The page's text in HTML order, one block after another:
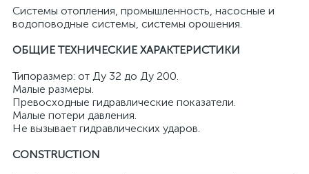
Системы отопления, промышленность, насосные и
водоповодные системы, системы орошения.
ОБЩИЕ ТЕХНИЧЕСКИЕ ХАРАКТЕРИСТИКИ
Типоразмер: от Ду 32 до Ду 200.
Малые размеры.
Превосходные гидравлические показатели.
Малые потери давления.
Не вызывает гидравлических ударов.
CONSTRUCTION